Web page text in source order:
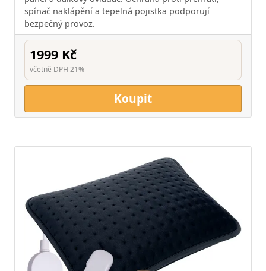
spínač naklápění a tepelná pojistka podporují
bezpečný provoz.
1999 Kč
včetně DPH 21%
Koupit